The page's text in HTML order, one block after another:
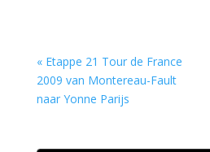
« Etappe 21 Tour de France
2009 van Montereau-Fault
naar Yonne Parijs